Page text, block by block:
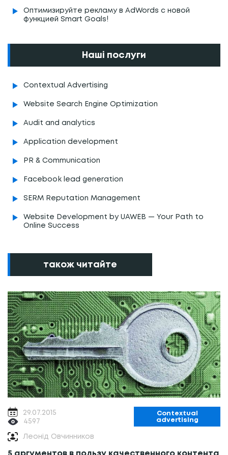
Оптимизируйте рекламу в AdWords с новой
функцией Smart Goals!
Наші послуги
Contextual Advertising
Website Search Engine Optimization
Audit and analytics
Application development
PR & Communication
Facebook lead generation
SERM Reputation Management
Website Development by UAWEB — Your Path to
Online Success
також читайте
29.07.2015
4597
Contextual
advertising
Леонід Овчинников
5 аргументов в пользу качественного контента